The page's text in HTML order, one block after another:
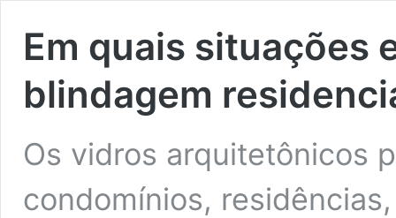
Em quais situações
blindagem
Os vidros arquitetônicos
condomínios,